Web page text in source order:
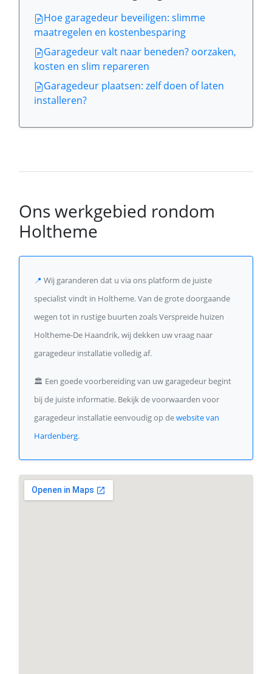
Hoe garagedeur beveiligen: slimme
maatregelen en kostenbesparing
Garagedeur valt naar beneden? oorzaken,
kosten en slim repareren
Garagedeur plaatsen: zelf doen of laten
installeren?
Ons werkgebied rondom
Holtheme
📍 Wij garanderen dat u via ons platform de juiste
specialist vindt in Holtheme. Van de grote doorgaande
wegen tot in rustige buurten zoals Verspreide huizen
Holtheme-De Haandrik, wij dekken uw vraag naar
garagedeur installatie volledig af.
🏛️ Een goede voorbereiding van uw garagedeur begint
bij de juiste informatie. Bekijk de voorwaarden voor
garagedeur installatie eenvoudig op dewebsite van
Hardenberg.